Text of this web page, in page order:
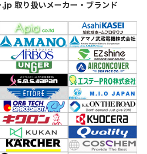
.jp 取り扱いメーカー・ブランド